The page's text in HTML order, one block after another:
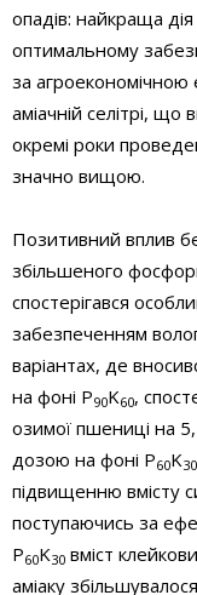
опадів: найкраща
оптимальному
за агроекономічною
аміачній селітрі, що
окремі роки
значно вищою.
Позитивний вплив
збільшеного
спостерігався
забезпеченням
варіантах, де
на фоні P90K60,
озимої пшениці на
дозою на фоні P60K30
підвищенню вмісту
поступаючись за
P60K30 вміст
аміаку